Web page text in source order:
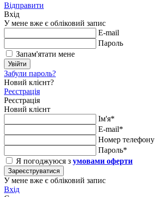
Відправити
Вхід
У мене вже є обліковий запис
E-mail
Пароль
Запам'ятати мене
Увійти
Забули пароль?
Новий клієнт?
Реєстрація
Реєстрація
Новий клієнт
Ім'я*
E-mail*
Номер телефону
Пароль*
Я погоджуюся з умовами оферти
Зареєструватися
У мене вже є обліковий запис
Вхід